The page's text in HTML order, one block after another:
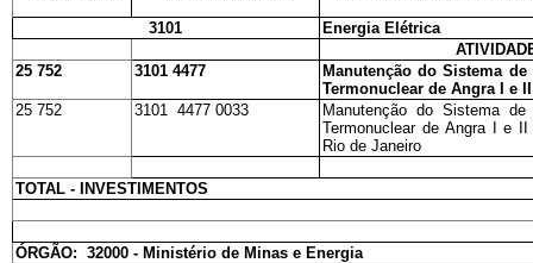
3101
Energia Elétrica
25 752
3101 4477
Manutenção do Sistema
Termonuclear de Angra I e II
25 752
3101 4477 0033
Manutenção do Sistema
Termonuclear de Angra I e
Rio de Janeiro
TOTAL - INVESTIMENTOS
ÓRGÃO: 32000 - Ministério de Minas e Energia